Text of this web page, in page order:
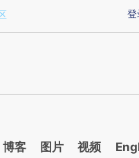
登
博客 图片 视频